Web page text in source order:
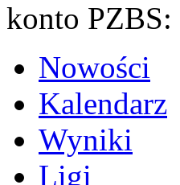
konto PZBS:
Nowości
Kalendarz
Wyniki
Ligi